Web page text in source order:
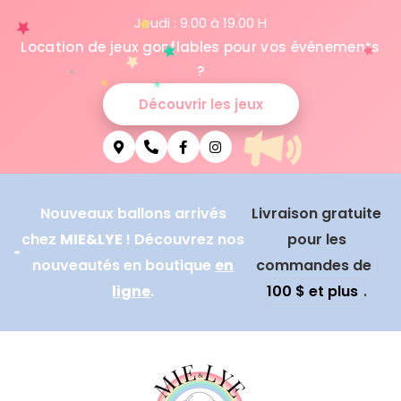
Jeudi : 9.00 à 19.00 H
Location de jeux gonflables pour vos événements
?
Découvrir les jeux
Nouveaux ballons arrivés
chez MIE&LYE ! Découvrez nos
nouveautés en boutique en
ligne.
Livraison gratuite
pour les
commandes de
100 $ et plus .